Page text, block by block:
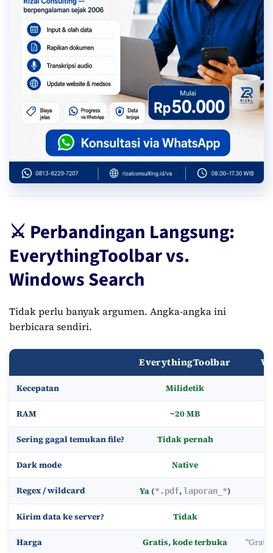
⚔️ Perbandingan Langsung:
EverythingToolbar vs.
Windows Search
Tidak perlu banyak argumen. Angka-angka ini
berbicara sendiri.
EverythingToolbar
Kecepatan Milidetik
RAM ~20 MB
Sering gagal temukan file? Tidak pernah
Dark mode Native
Regex / wildcard Ya (*.pdf,laporan_*)
Kirim data ke server? Tidak
Harga Gratis, kode terbuka